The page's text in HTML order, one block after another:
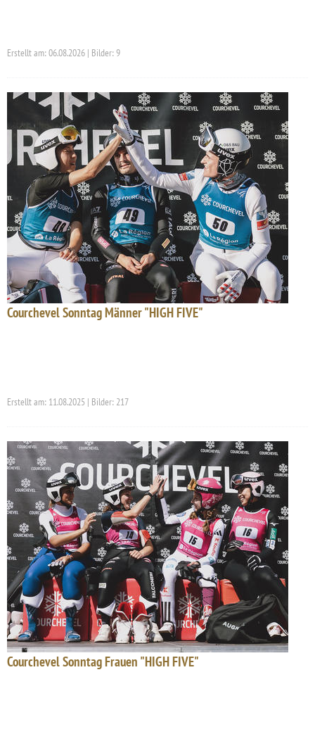
Erstellt am: 06.08.2026 | Bilder: 9
Courchevel Sonntag Männer "HIGH FIVE"
Erstellt am: 11.08.2025 | Bilder: 217
Courchevel Sonntag Frauen "HIGH FIVE"